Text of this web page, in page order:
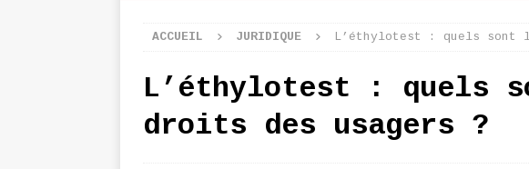
ACCUEIL JURIDIQUE L’éthylotest : quels sont
L’éthylotest : quels
droits des usagers ?